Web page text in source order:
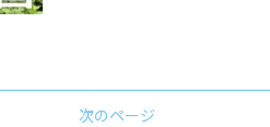
次のページ